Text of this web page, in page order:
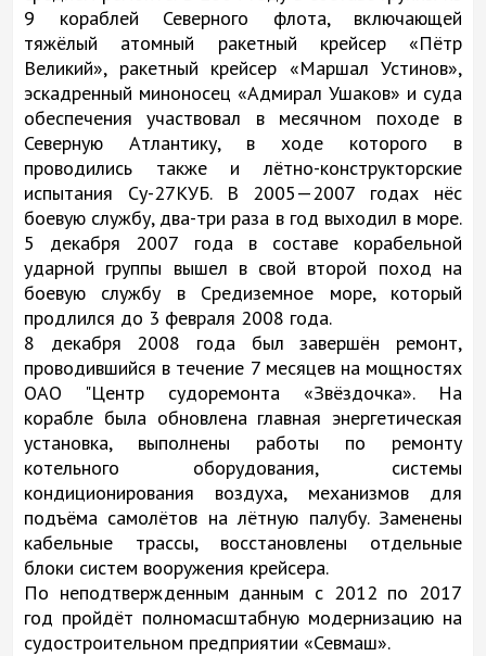
9 кораблей Северного флота, включающей
тяжёлый атомный ракетный крейсер «Пётр
Великий», ракетный крейсер «Маршал Устинов»,
эскадренный миноносец «Адмирал Ушаков» и суда
обеспечения участвовал в месячном походе в
Северную Атлантику, в ходе которого в
проводились также и лётно-конструкторские
испытания Су-27КУБ. В 2005—2007 годах нёс
боевую службу, два-три раза в год выходил в море.
5 декабря 2007 года в составе корабельной
ударной группы вышел в свой второй поход на
боевую службу в Средиземное море, который
продлился до 3 февраля 2008 года.
8 декабря 2008 года был завершён ремонт,
проводившийся в течение 7 месяцев на мощностях
ОАО "Центр судоремонта «Звёздочка». На
корабле была обновлена главная энергетическая
установка, выполнены работы по ремонту
котельного оборудования, системы
кондиционирования воздуха, механизмов для
подъёма самолётов на лётную палубу. Заменены
кабельные трассы, восстановлены отдельные
блоки систем вооружения крейсера.
По неподтвержденным данным с 2012 по 2017
год пройдёт полномасштабную модернизацию на
судостроительном предприятии «Севмаш».